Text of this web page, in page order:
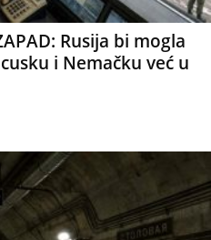
Rusija bi mogla
i Nemačku već u